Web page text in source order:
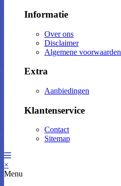
Informatie
Over ons
Disclaimer
Algemene voorwaarden
Extra
Aanbiedingen
Klantenservice
Contact
Sitemap
×
Menu